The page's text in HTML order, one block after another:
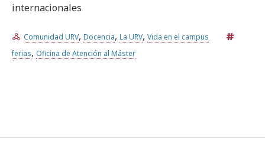
internacionales
Comunidad URV, Docencia, La URV, Vida en el campus
ferias, Oficina de Atención al Máster